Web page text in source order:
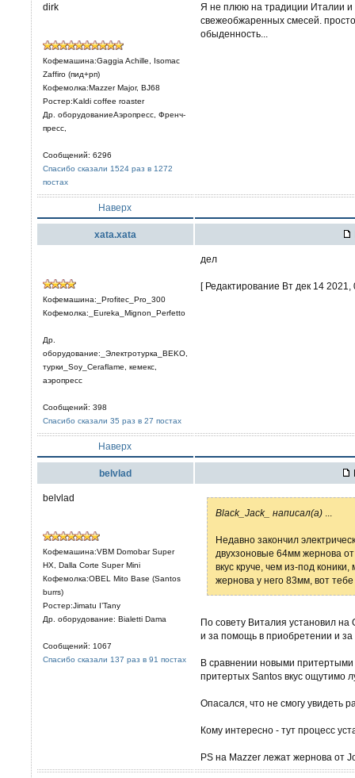
dirk
Кофемашина:Gaggia Achille, Isomac
Zaffiro (пид+рп)
Кофемолка:Mazzer Major, BJ68
Ростер:Kaldi coffee roaster
Др. оборудованиеАэропресс, Френч-
пресс,
Сообщений: 6296
Спасибо сказали 1524 раз в 1272
постах
Я не плюю на традиции Италии и
свежеобжаренных смесей.
обыденность...
Наверх
xata.xata
Кофемашина:_Profitec_Pro_300
Кофемолка:_Eureka_Mignon_Perfetto
Др.
оборудование:_Электротурка_BEKO,
турки_Soy_Ceraflame, кемекс,
аэропресс
Сообщений: 398
Спасибо сказали 35 раз в 27 постах
дел
[ Редактирование Вт дек 14 2021,
Наверх
belvlad
belvlad
Кофемашина:VBM Domobar Super
HX, Dalla Corte Super Mini
Кофемолка:OBEL Mito Base (Santos
burrs)
Ростер:Jimatu I’Tany
Др. оборудование: Bialetti Dama
Сообщений: 1067
Спасибо сказали 137 раз в 91 постах
Black_Jack_ написал(а)
Недавно закончил
двухзоновые 64мм жернова
вкус круче, чем из-под
жернова у него 83мм, вот
По совету Виталия установил
и за помощь в приобретении и за
В сравнении новыми
притертых Santos вкус ощутимо
Опасался, что не смогу увидеть
Кому интересно - тут процесс
PS на Mazzer лежат жернова от